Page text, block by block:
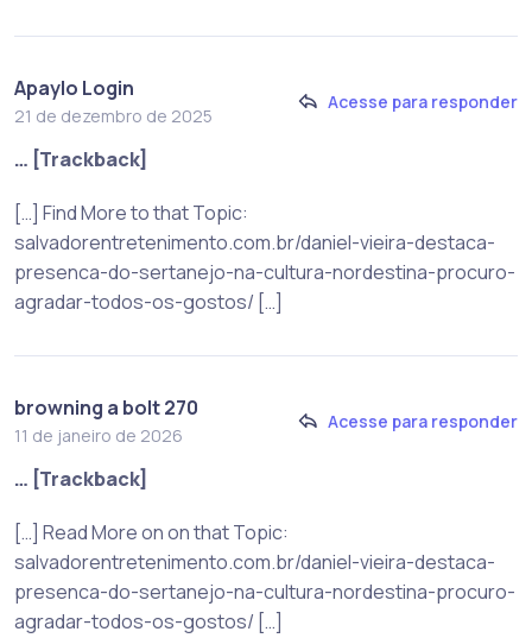
Apaylo Login
21 de dezembro de 2025
Acesse para responder
… [Trackback]
[…] Find More to that Topic:
salvadorentretenimento.com.br/daniel-vieira-destaca-
presenca-do-sertanejo-na-cultura-nordestina-procuro-
agradar-todos-os-gostos/ […]
browning a bolt 270​
11 de janeiro de 2026
Acesse para responder
… [Trackback]
[…] Read More on on that Topic:
salvadorentretenimento.com.br/daniel-vieira-destaca-
presenca-do-sertanejo-na-cultura-nordestina-procuro-
agradar-todos-os-gostos/ […]